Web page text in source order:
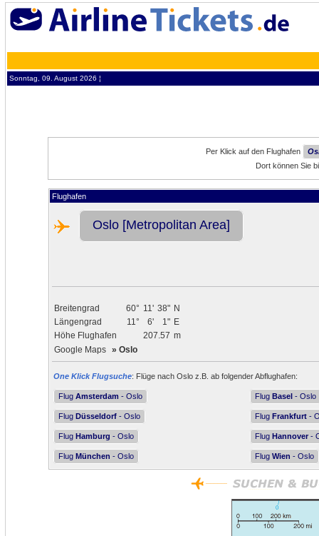
Sonntag, 09. August 2026 ¦
Per Klick auf den Flughafen
Dort können Sie
Flughafen
Oslo [Metropolitan Area]
Breitengrad 60° 11' 38" N
Längengrad
11° 6' 1" E
Höhe Flughafen
207.57 m
Google Maps » Oslo
One Klick Flugsuche: Flüge nach Oslo z.B. ab folgender Abflughafen:
Flug Amsterdam - Oslo Flug Basel - Oslo
Flug Düsseldorf - Oslo Flug Frankfurt -
Flug Hamburg - Oslo Flug Hannover -
Flug München - Oslo Flug Wien - Oslo